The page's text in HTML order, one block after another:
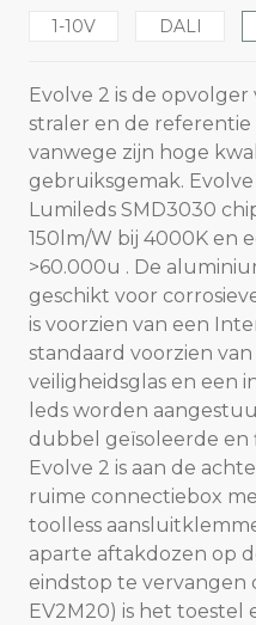
1-10V DALI
Evolve 2 is de
straler en de
vanwege zijn hoge
gebruiksgemak.
Lumileds SMD3030
150lm/W bij 4000K en
>60.000u . De
geschikt voor
is voorzien van een
standaard voorzien
veiligheidsglas en een
leds worden
dubbel geïsoleerde en
Evolve 2 is aan de
ruime connectiebox
toolless
aparte aftakdozen op
eindstop te vervangen
EV2M20) is het toestel